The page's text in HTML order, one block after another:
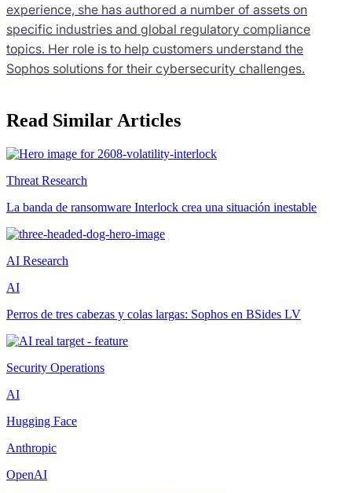
experience, she has authored a number of assets on
specific industries and global regulatory compliance
topics. Her role is to help customers understand the
Sophos solutions for their cybersecurity challenges.
Read Similar Articles
Threat Research
La banda de ransomware Interlock crea una situación inestable
AI Research
AI
Perros de tres cabezas y colas largas: Sophos en BSides LV
Security Operations
AI
Hugging Face
Anthropic
OpenAI